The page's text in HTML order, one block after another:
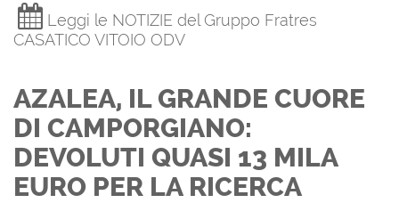
Leggi le NOTIZIE del Gruppo Fratres
CASATICO VITOIO ODV
AZALEA, IL GRANDE CUORE
DI CAMPORGIANO:
DEVOLUTI QUASI 13 MILA
EURO PER LA RICERCA